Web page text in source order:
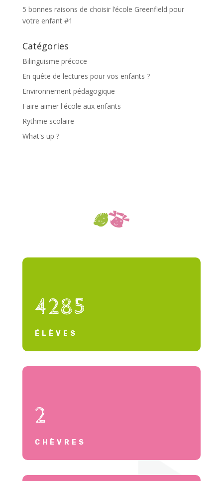
5 bonnes raisons de choisir l’école Greenfield pour
votre enfant #1
Catégories
Bilinguisme précoce
En quête de lectures pour vos enfants ?
Environnement pédagogique
Faire aimer l'école aux enfants
Rythme scolaire
What's up ?
4285
ÉLÈVES
2
CHÈVRES